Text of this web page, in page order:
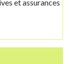
et assurances